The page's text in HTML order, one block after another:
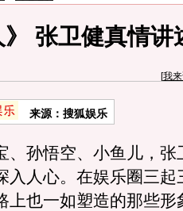
张卫健真情讲
[我
来源：搜狐娱乐
孙悟空、小鱼儿，张
入人心。在娱乐圈三起
上也一如塑造的那些形